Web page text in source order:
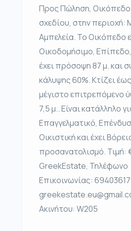
Προς Πώληση, Οικόπεδο
σχεδίου, στην περιοχή:
Αμπελεία. Το Οικόπεδο
Οικοδομήσιμο,
έχει πρόσοψη 87 μ. και
κάλυψης 60%. Κτίζει
μέγιστο επιτρεπόμενο
7,5 μ.. Είναι κατάλληλο
Επαγγελματικό,
Οικιστική και έχει
προσανατολισμό. Τιμή:
GreekEstate, Τηλέφωνο
Επικοινωνίας:
Ακινήτου: W205